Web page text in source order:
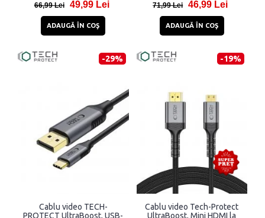
66,99 Lei 49,99 Lei
ADAUGĂ ÎN COŞ
71,99 Lei 46,99 Lei
ADAUGĂ ÎN COŞ
-29%
Cablu video TECH-
PROTECT UltraBoost, USB-
-19%
Cablu video Tech-Protect
UltraBoost, Mini HDMI la